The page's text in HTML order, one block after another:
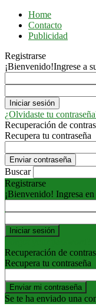
Home
Contacto
Publicidad
Registrarse
¡Bienvenido!Ingrese a
¿Olvidaste tu
Recuperación de
Recupera tu contraseña
Buscar
Registrarse
¡Bienvenido! Ingresa
Recuperación de
Recupera tu contraseña
Se te ha enviado una